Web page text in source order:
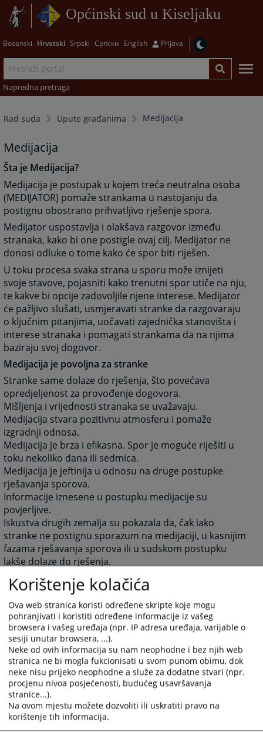
Općinski sud u Kiseljaku
Bosanski Hrvatski Srpski Српски English Prijava
Napredna pretraga
Rad suda Upute građanima Medijacija
Medijacija
Šta je Medijacija?
Medijacija je postupak u kojem treća neutralna osoba
(MEDIJATOR) pomaže strankama u nastojanju da
postignu obostrano prihvatljivo rješenje spora.
Medijator uspostavlja i olakšava razgovor između
stranaka, kako bi one postigle ovaj cilj. Medijator ne
donosi odluke o tome kako će spor biti riješen.
U toku procesa svaka strana u sporu može iznijeti
svoje stavove, pojasniti kako trenutni spor utiče na nju,
te kakve bi opcije zadovoljile njene interese. Medijator
će pažljivo slušati, usmjeravati stranke da razgovaraju
o ključnim pitanjima, uočavati zajednička stanovišta i
interese stranaka i pomagati strankama da na njima
baziraju svoj dogovor.
Medijacija je povoljna za stranke
Stranke same dolaze do rješenja, što povećava
opredjeljenost za provođenje dogovora.
Mišljenja i vrijednosti stranaka se uvažavaju.
Medijacija stvara pozitivnu atmosferu i pomaže
izgradnji odnosa.
Medijacija je brza i efikasna. Spor je moguće riješiti u
toku nekoliko dana ili sedmica.
Medijacija je jeftinija u odnosu na druge postupke
rješavanja sporova.
Informacije iznesene u postupku medijacije su
povjerljive.
Iskustva drugih zemalja su pokazala da, čak iako
stranke ne postignu sporazum na medijaciji, u kasnijim
fazama rješavanja sporova ili u sudskom postupku
lakše dolaze do rješenja.
Osnovni principi u postupku medijacije
Dobrovoljnost
Strane u sporu dobrovoljno pokreću postupak
medijacije i sudjeluju u postizanju sporazuma.
Povjerljivost
Postupak medijacije je povjerljive prirode. Izjave
stranaka iznesene u postupku medijacije ne mogu se
bez odobrenja stranaka koristiti kao dokaz u bilo kojem
drugom postupku.
Jednakost stranaka
Korištenje kolačića
Ova web stranica koristi određene skripte koje mogu
pohranjivati i koristiti određene informacije iz vašeg
browsera i vašeg uređaja (npr. IP adresa uređaja, varijable o
sesiji unutar browsera, ...).
Neke od ovih informacija su nam neophodne i bez njih web
stranica ne bi mogla fukcionisati u svom punom obimu, dok
neke nisu prijeko neophodne a služe za dodatne stvari (npr.
procjenu nivoa posjećenosti, budućeg usavršavanja
stranice...).
Na ovom mjestu možete dozvoliti ili uskratiti pravo na
korištenje tih informacija.